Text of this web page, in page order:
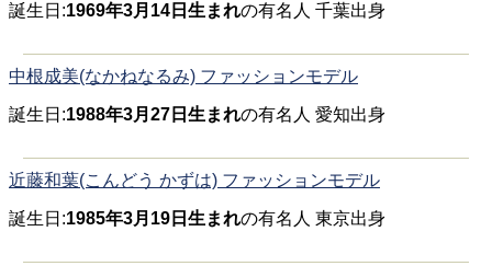
誕生日:1969年3月14日生まれの有名人 千葉出身
中根成美(なかねなるみ) ファッションモデル
誕生日:1988年3月27日生まれの有名人 愛知出身
近藤和葉(こんどう かずは) ファッションモデル
誕生日:1985年3月19日生まれの有名人 東京出身